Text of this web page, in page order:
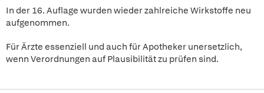
In der 16. Auflage wurden wieder zahlreiche Wirkstoffe neu
aufgenommen.
Für Ärzte essenziell und auch für Apotheker unersetzlich,
wenn Verordnungen auf Plausibilität zu prüfen sind.